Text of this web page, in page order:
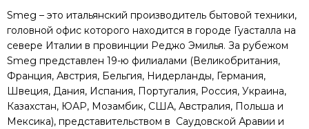
Smeg – это итальянский производитель бытовой техники,
головной офис которого находится в городе Гуасталла на
севере Италии в провинции Реджо Эмилья. За рубежом
Smeg представлен 19-ю филиалами (Великобритания,
Франция, Австрия, Бельгия, Нидерланды, Германия,
Швеция, Дания, Испания, Португалия, Россия, Украина,
Казахстан, ЮАР, Мозамбик, США, Австралия, Польша и
Мексика), представительством в Саудовской Аравии и